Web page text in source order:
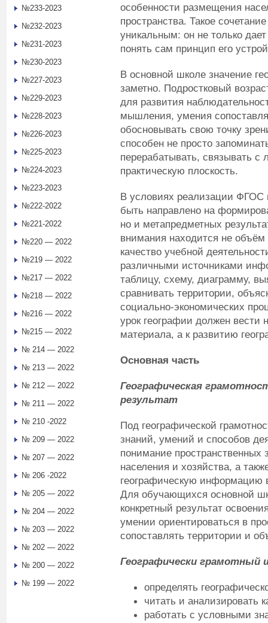
особенности размещения
пространства. Такое
уникальным: он не только
понять сам принцип его
В основной школе значение
заметно. Подростковый
для развития
мышления, умения
обосновывать свою точку
способен не просто
перерабатывать, связывать
практическую плоскость.
В условиях реализации ФГОС
быть направлено на
но и метапредметных
внимания находится не
качество учебной
различными источниками
таблицу, схему, диаграмму,
сравнивать территории,
социально-экономических
урок географии должен вести
материала, а к развитию
Основная часть
Географическая
результат
Под географической
знаний, умений и способов
понимание пространственных
населения и хозяйства, а
географическую информацию
Для обучающихся основной
конкретный результат
умении ориентироваться в
сопоставлять территории и
Географически грамотный
определять
читать и анализировать
работать с условными
№233-2023
№232-2023
№231-2023
№230-2023
№227-2023
№229-2023
№228-2023
№226-2023
№225-2023
№224-2023
№223-2023
№222-2022
№221-2022
№220 — 2022
№219 — 2022
№217 — 2022
№218 — 2022
№216 — 2022
№215 — 2022
№ 214 — 2022
№ 213 — 2022
№ 212 — 2022
№ 211 — 2022
№ 210 -2022
№ 209 — 2022
№ 207 — 2022
№ 206 -2022
№ 205 — 2022
№ 204 — 2022
№ 203 — 2022
№ 202 — 2022
№ 200 — 2022
№ 199 — 2022